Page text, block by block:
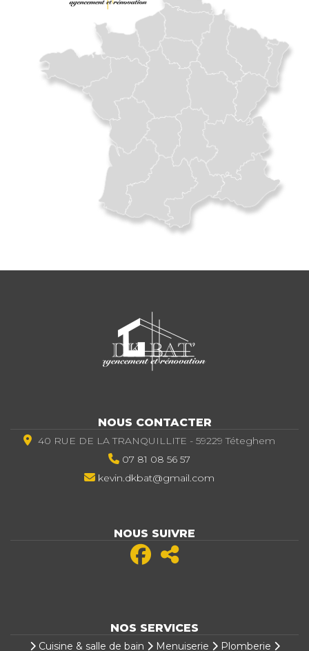
NOUS CONTACTER
40 RUE DE LA TRANQUILLITE - 59229 Téteghem
07 81 08 56 57
kevin.dkbat@gmail.com
NOUS SUIVRE
NOS SERVICES
Cuisine & salle de bain Menuiserie Plomberie